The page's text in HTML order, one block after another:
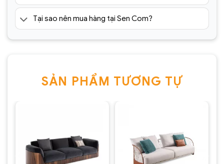
Tại sao nên mua hàng tại Sen Com?
SẢN PHẨM TƯƠNG TỰ